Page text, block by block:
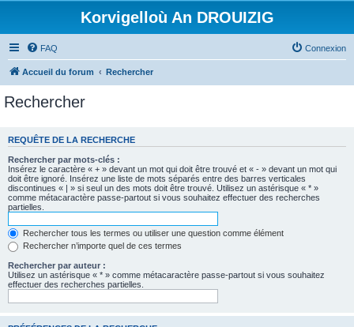
Korvigelloù An DROUIZIG
FAQ Connexion
Accueil du forum Rechercher
Rechercher
REQUÊTE DE LA RECHERCHE
Rechercher par mots-clés :
Insérez le caractère « + » devant un mot qui doit être trouvé et « - » devant un mot qui
doit être ignoré. Insérez une liste de mots séparés entre des barres verticales
discontinues « | » si seul un des mots doit être trouvé. Utilisez un astérisque « * »
comme métacaractère passe-partout si vous souhaitez effectuer des recherches
partielles.
Rechercher tous les termes ou utiliser une question comme élément
Rechercher n’importe quel de ces termes
Rechercher par auteur :
Utilisez un astérisque « * » comme métacaractère passe-partout si vous souhaitez
effectuer des recherches partielles.